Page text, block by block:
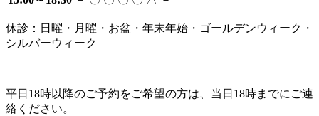
休診：日曜・月曜・お盆・年末年始・ゴールデンウィーク・
シルバーウィーク
平日 18時以降のご予約をご希望の方は、当日 18時までにご連
絡ください。